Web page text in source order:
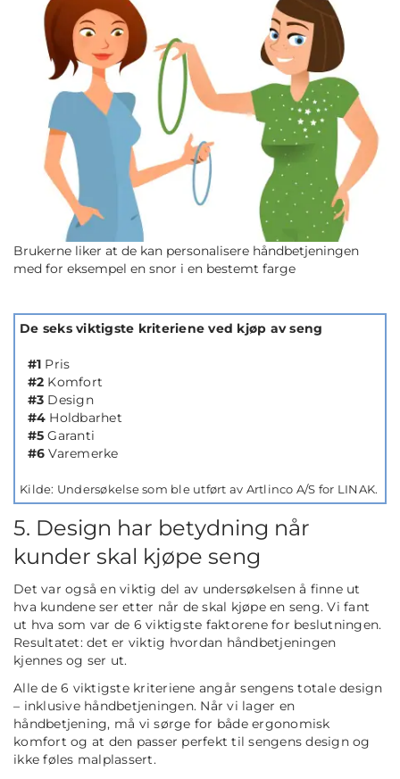
Brukerne liker at de kan personalisere håndbetjeningen
med for eksempel en snor i en bestemt farge
De seks viktigste kriteriene ved kjøp av seng
#1 Pris
#2 Komfort
#3 Design
#4 Holdbarhet
#5 Garanti
#6 Varemerke
Kilde: Undersøkelse som ble utført av Artlinco A/S for LINAK.
5. Design har betydning når
kunder skal kjøpe seng
Det var også en viktig del av undersøkelsen å finne ut
hva kundene ser etter når de skal kjøpe en seng. Vi fant
ut hva som var de 6 viktigste faktorene for beslutningen.
Resultatet: det er viktig hvordan håndbetjeningen
kjennes og ser ut.
Alle de 6 viktigste kriteriene angår sengens totale design
– inklusive håndbetjeningen. Når vi lager en
håndbetjening, må vi sørge for både ergonomisk
komfort og at den passer perfekt til sengens design og
ikke føles malplassert.